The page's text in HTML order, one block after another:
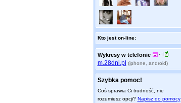
Kto jest on-line:
Wykresy w telefonie
m.28dni.pl (iphone, android)
Szybka pomoc!
Coś sprawia Ci trudność, nie
rozumiesz opcji? Napisz do pomocy